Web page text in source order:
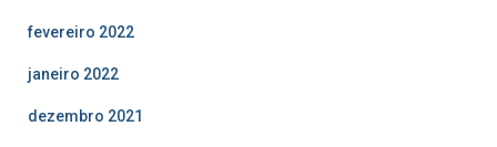
fevereiro 2022
janeiro 2022
dezembro 2021